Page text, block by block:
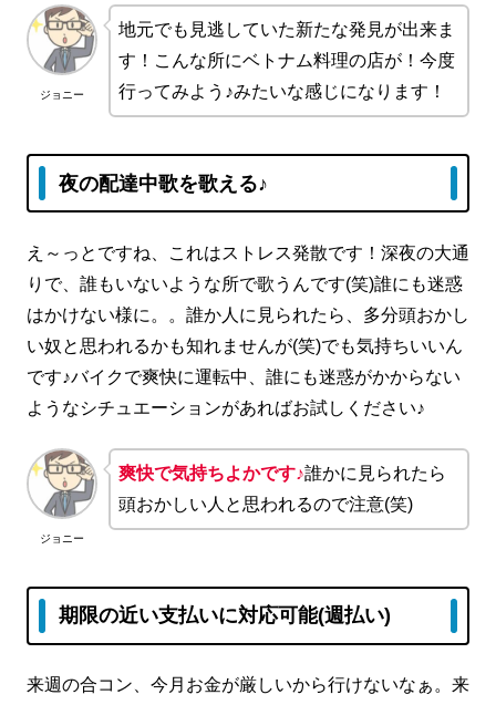
ジョニー
地元でも見逃していた新たな発見が出来ま
す！こんな所にベトナム料理の店が！今度
行ってみよう♪みたいな感じになります！
夜の配達中歌を歌える♪
え～っとですね、これはストレス発散です！深夜の大通
りで、誰もいないような所で歌うんです(笑)誰にも迷惑
はかけない様に。。誰か人に見られたら、多分頭おかし
い奴と思われるかも知れませんが(笑)でも気持ちいいん
です♪バイクで爽快に運転中、誰にも迷惑がかからない
ようなシチュエーションがあればお試しください♪
ジョニー
爽快で気持ちよかです♪誰かに見られたら
頭おかしい人と思われるので注意(笑)
期限の近い支払いに対応可能(週払い)
来週の合コン、今月お金が厳しいから行けないなぁ。来